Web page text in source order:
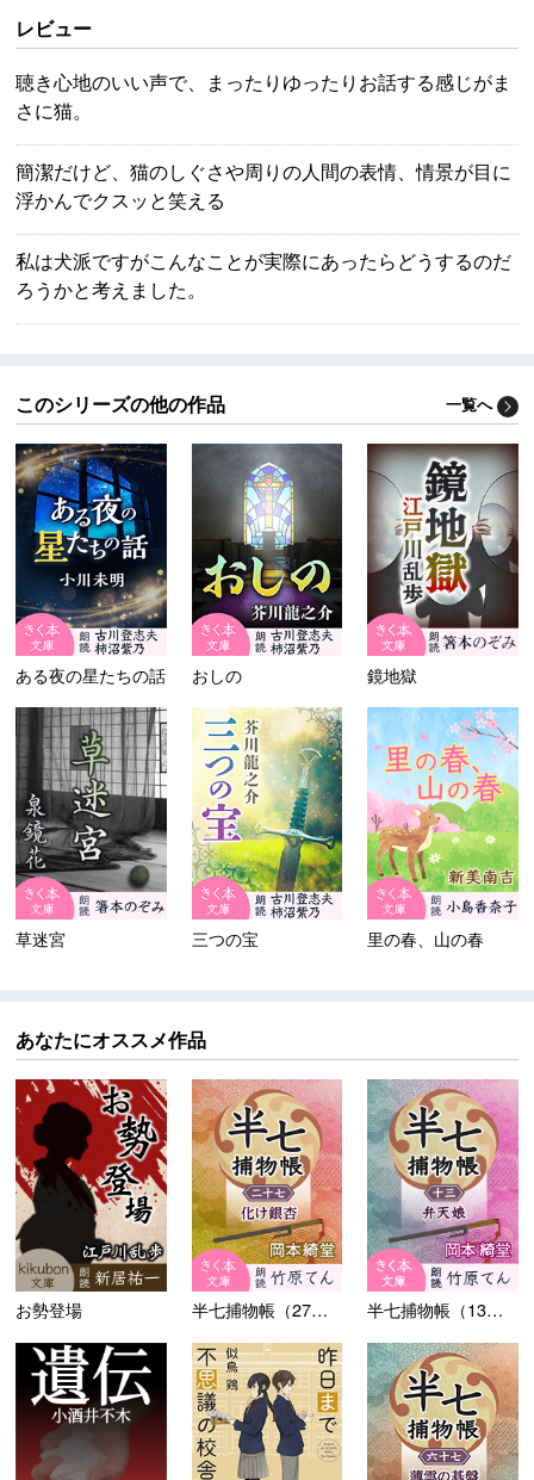
レビュー
聴き心地のいい声で、まったりゆったりお話する感じがま
さに猫。
簡潔だけど、猫のしぐさや周りの人間の表情、情景が目に
浮かんでクスッと笑える
私は犬派ですがこんなことが実際にあったらどうするのだ
ろうかと考えました。
このシリーズの他の作品 一覧へ
ある夜の星たちの話 おしの 鏡地獄
草迷宮 三つの宝 里の春、山の春
あなたにオススメ作品
お勢登場 半七捕物帳（27）化け銀杏 半七捕物帳（13）弁天娘